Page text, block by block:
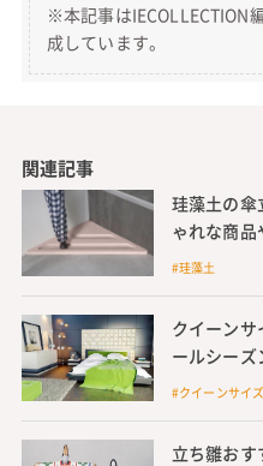
※本記事はIECOLLECTION
成しています。
関連記事
珪藻土の傘
ゃれな商品
#珪藻土
クイーンサ
ールシー
#クイーンサイ
立ち雛おす